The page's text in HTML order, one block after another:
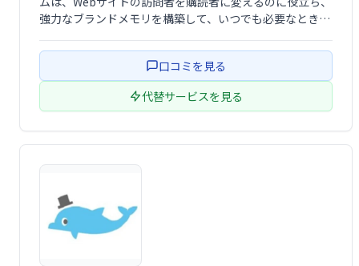
強力なブランドメモリを構築して、いつでも必要なときに
も、何をしているかに関係なく、オファー、ニュース、通
知、または任意の種類の情報をユー …
口コミを見る
代替サービスを見る